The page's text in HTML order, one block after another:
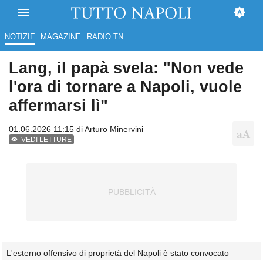
NOTIZIE MAGAZINE RADIO TN
Lang, il papà svela: "Non vede
l'ora di tornare a Napoli, vuole
affermarsi lì"
01.06.2026 11:15 diArturo Minervini
VEDI LETTURE
L'esterno offensivo di proprietà del Napoli è stato convocato